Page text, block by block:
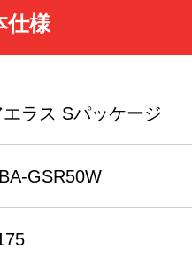
仕様
エラス Sパッケージ
GSR50W